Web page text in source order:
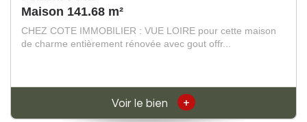
Maison 141.68 m²
CHEZ COTE IMMOBILIER : VUE LOIRE pour cette maison
de charme entièrement rénovée avec gout offr...
Voir le bien +